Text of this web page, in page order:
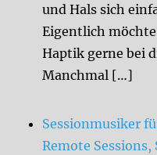
und Hals sich
Eigentlich
Haptik gerne bei
Manchmal […]
Sessionmusiker
Remote